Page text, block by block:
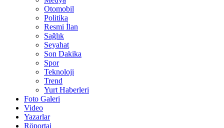
Otomobil
Politika
Resmi İlan
Sağlık
Seyahat
Son Dakika
Spor
Teknoloji
Trend
Yurt Haberleri
Foto Galeri
Video
Yazarlar
Röportaj